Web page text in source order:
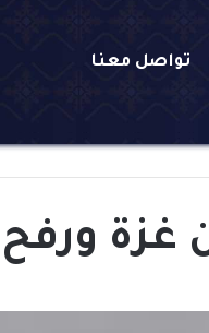
تواصل معنا
غزة